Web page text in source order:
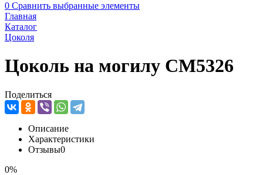
0 Сравнить выбранные элементы
Главная
Каталог
Цоколя
Цоколь на могилу CM5326
Поделиться
Описание
Характеристики
Отзывы0
0%